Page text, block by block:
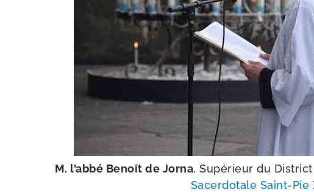
M. l’ab­bé Benoît de Jorna, Supérieur du
Sacerdotale Saint-​Pie